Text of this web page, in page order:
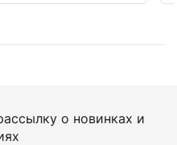
о новинках и